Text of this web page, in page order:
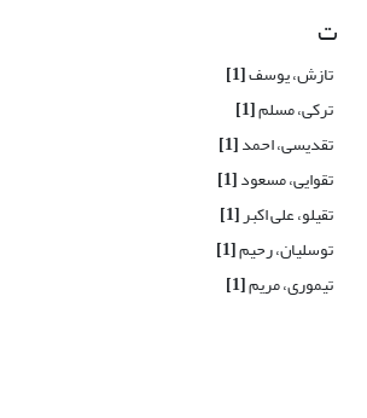
ت
تازش، یوسف[1]
ترکی، مسلم[1]
تقدیسی، احمد[1]
تقوایی، مسعود[1]
تقیلو، علی اکبر[1]
توسلیان، رحیم[1]
تیموری، مریم[1]